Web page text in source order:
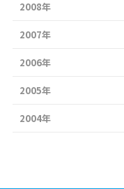
2008年
2007年
2006年
2005年
2004年